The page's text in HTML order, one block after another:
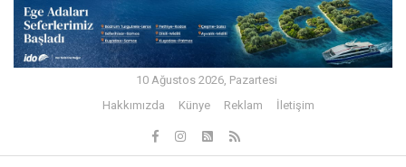
10 Ağustos 2026, Pazartesi
Hakkımızda
Künye Reklam İletişim